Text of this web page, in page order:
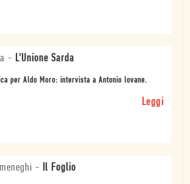
- L'Unione Sarda
per Aldo Moro: intervista a Antonio Iovane.
Leggi
- Il Foglio